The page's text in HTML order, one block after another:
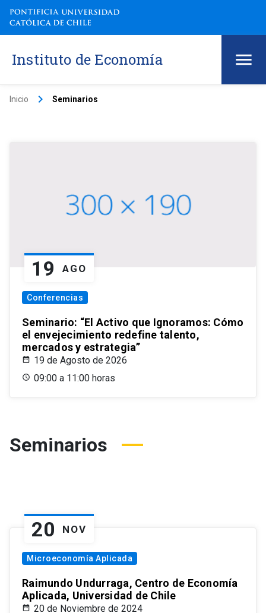
Instituto de Economía
Inicio keyboard_arrow_right Seminarios
19 AGO
Conferencias
Seminario: “El Activo que Ignoramos: Cómo
el envejecimiento redefine talento,
mercados y estrategia”
19 de Agosto de 2026
09:00 a 11:00 horas
Seminarios
20 NOV
Microeconomía Aplicada
Raimundo Undurraga, Centro de Economía
Aplicada, Universidad de Chile
20 de Noviembre de 2024